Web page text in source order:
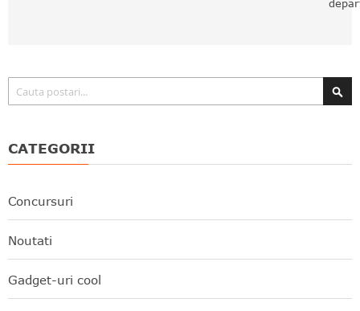
CATEGORII
Concursuri
Noutati
Gadget-uri cool